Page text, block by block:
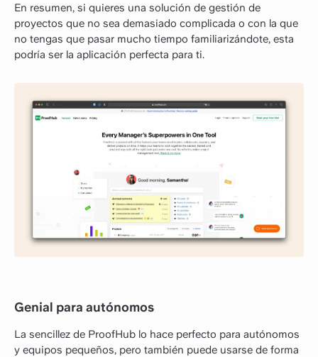
En resumen, si quieres una solución de gestión de
proyectos que no sea demasiado complicada o con la que
no tengas que pasar mucho tiempo familiarizándote, esta
podría ser la aplicación perfecta para ti.
Genial para autónomos
La sencillez de ProofHub lo hace perfecto para autónomos
y equipos pequeños, pero también puede usarse de forma